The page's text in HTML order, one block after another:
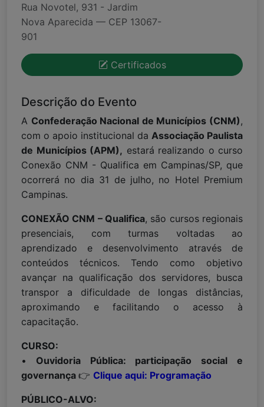
Rua Novotel, 931 - Jardim
Nova Aparecida — CEP 13067-
901
Certificados
Descrição do Evento
A Confederação Nacional de Municípios (CNM) ,
com o apoio institucional da Associação Paulista
de Municípios (APM), estará realizando o curso
Conexão CNM - Qualifica em Campinas/SP, que
ocorrerá no dia 31 de julho, no Hotel Premium
Campinas.
CONEXÃO CNM – Qualifica, são cursos regionais
presenciais, com turmas voltadas ao
aprendizado e desenvolvimento através de
conteúdos técnicos. Tendo como objetivo
avançar na qualificação dos servidores, busca
transpor a dificuldade de longas distâncias,
aproximando e facilitando o acesso à
capacitação.
CURSO:
• Ouvidoria Pública: participação social e
governança 👉 Clique aqui: Programação
PÚBLICO-ALVO: